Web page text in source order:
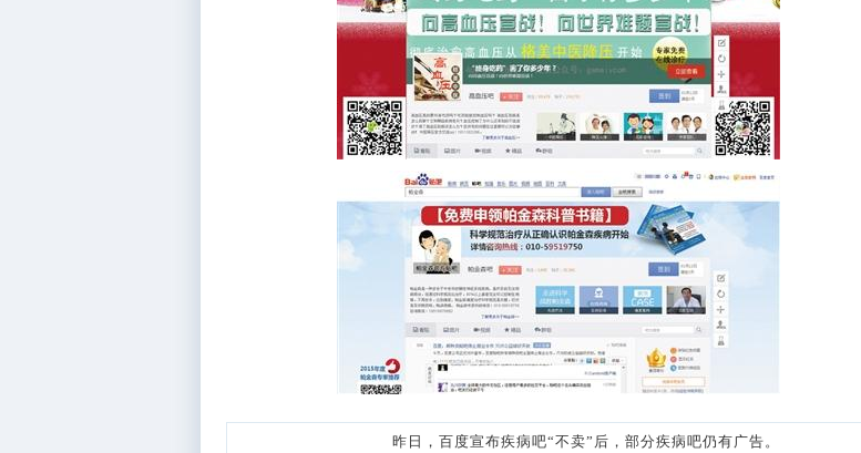
昨日，百度宣布疾病吧“不卖”后，部分疾病吧仍有广告。